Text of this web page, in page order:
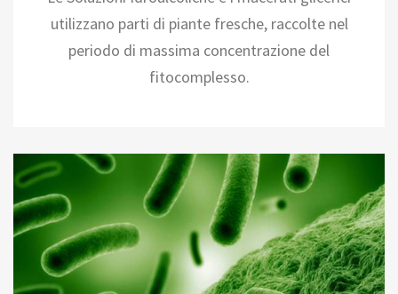
utilizzano parti di piante fresche, raccolte nel
periodo di massima concentrazione del
fitocomplesso.